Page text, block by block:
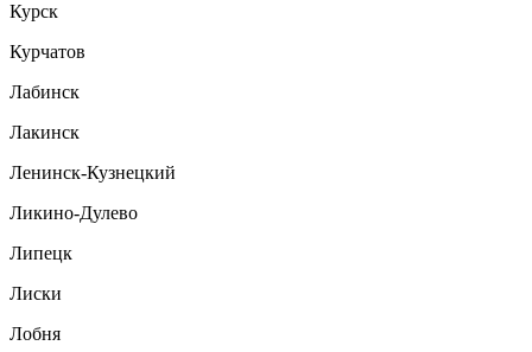
Курск
Курчатов
Лабинск
Лакинск
Ленинск-Кузнецкий
Ликино-Дулево
Липецк
Лиски
Лобня